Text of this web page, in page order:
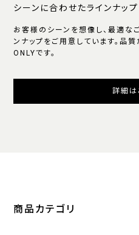
シーンに合わせたラインナップ
お客様のシーンを想像し、最適な
ンナップをご用意しています。品
ONLYです。
詳細は
商品カテゴリ